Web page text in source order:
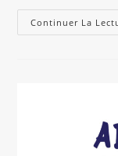
Continuer La